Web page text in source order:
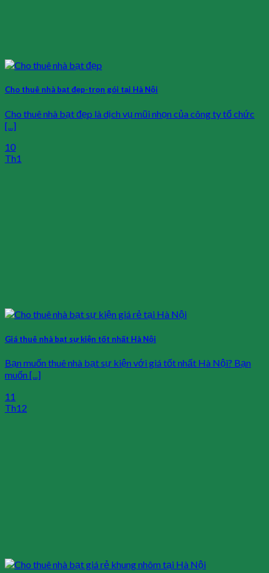
Cho thuê nhà bạt đẹp-trọn gói tại Hà Nội
Cho thuê nhà bạt đẹp là dịch vụ mũi nhọn của công ty tổ chức
[...]
10
Th1
Giá thuê nhà bạt sự kiện tốt nhất Hà Nội
Bạn muốn thuê nhà bạt sự kiện với giá tốt nhất Hà Nội? Bạn
muốn [...]
11
Th12